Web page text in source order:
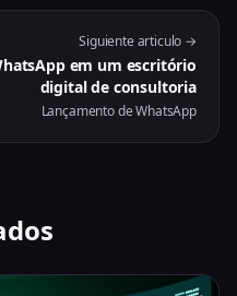
Siguiente articulo →
em um escritório
digital de consultoria
Lançamento de WhatsApp